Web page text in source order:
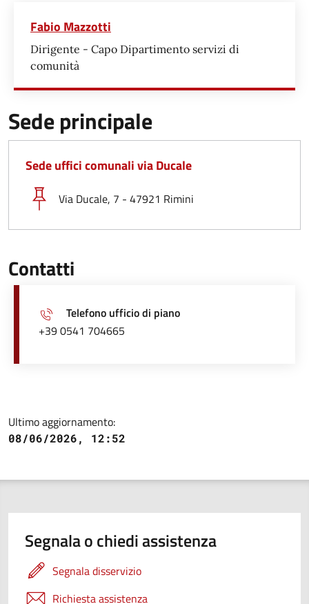
Fabio Mazzotti
Dirigente - Capo Dipartimento servizi di
comunità
Sede principale
Sede uffici comunali via Ducale
Via Ducale, 7 - 47921 Rimini
Contatti
Telefono ufficio di piano
+39 0541 704665
Ultimo aggiornamento:
08/06/2026, 12:52
Segnala o chiedi assistenza
Segnala disservizio
Richiesta assistenza